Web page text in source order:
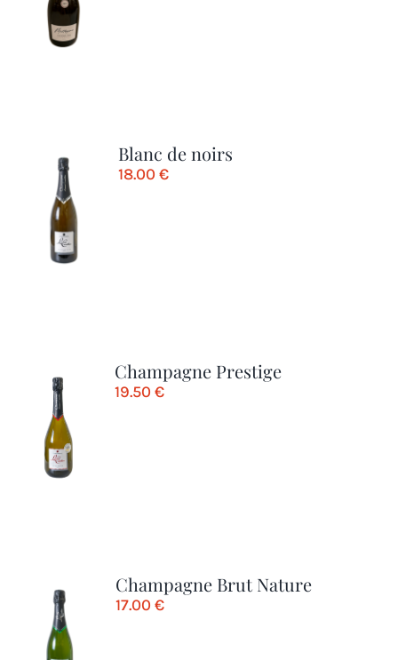
Blanc de noirs
18.00€
Champagne Prestige
19.50€
Champagne Brut Nature
17.00€